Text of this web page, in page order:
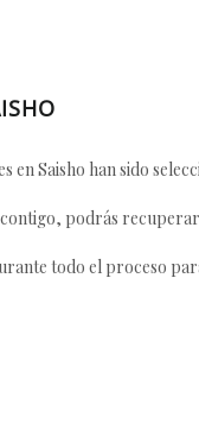
en Saisho han sido
contigo, podrás
todo el proceso